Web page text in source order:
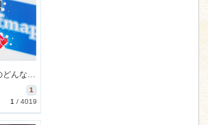
[カウンタック (古事記王子)] ウチラのどんなトコロにドキドキする？ (アイドルマスター シンデレラガールズ) [40M]
1
1 /4019